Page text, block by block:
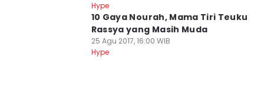
Hype
10 Gaya Nourah, Mama Tiri Teuku
Rassya yang Masih Muda
25 Agu 2017, 16:00 WIB
Hype